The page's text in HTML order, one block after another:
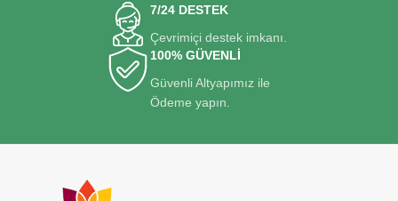
7/24 DESTEK
Çevrimiçi destek imkanı.
100% GÜVENLİ
Güvenli Altyapımız ile
Ödeme yapın.